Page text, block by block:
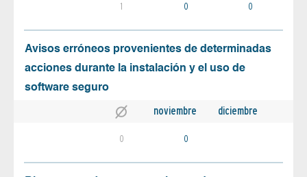
1 0 0
Avisos erróneos provenientes de determinadas
acciones durante la instalación y el uso de
software seguro
noviembre diciembre
0 0